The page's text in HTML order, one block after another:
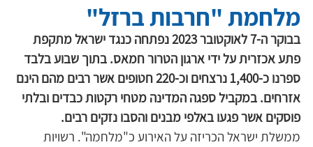
בבוקר ה-7 לאוקטובר 2023 נפתחה כנגד ישראל מתקפת
פתע אכזרית על ידי ארגון הטרור חמאס. בתוך שבוע בלבד
ספרנו כ-1,400 נרצחים וכ-220 חטופים אשר רבים מהם הינם
אזרחים. במקביל ספגה המדינה מטחי רקטות כבדים ובלתי
פוסקים אשר פגעו באלפי מבנים והסבו נזקים רבים.
ממשלת ישראל הכריזה על האירוע כ"מלחמה". רשויות
מלחמת "חרבות ברזל"